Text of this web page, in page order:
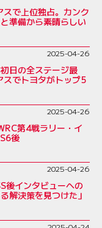
スで上位独占。カンク
準備から素晴らしい
2025-04-26
日の全ステージ最
スでトヨタがトップ5
2025-04-26
第4戦ラリー・イ
後
2025-04-26
後インタビューへの
解決策を見つけた」